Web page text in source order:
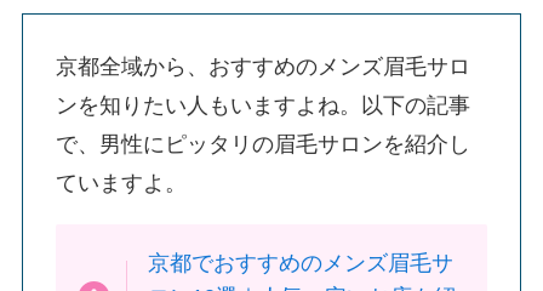
京都全域から、おすすめのメンズ眉毛サロ
ンを知りたい人もいますよね。以下の記事
で、男性にピッタリの眉毛サロンを紹介し
ていますよ。
京都でおすすめのメンズ眉毛サ